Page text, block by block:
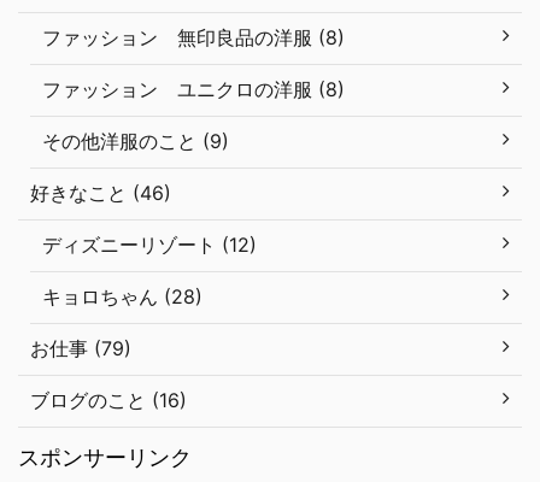
ファッション 無印良品の洋服 (8)
ファッション ユニクロの洋服 (8)
その他洋服のこと (9)
好きなこと (46)
ディズニーリゾート (12)
キョロちゃん (28)
お仕事 (79)
ブログのこと (16)
スポンサーリンク